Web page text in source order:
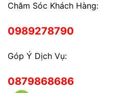
Chăm Sóc Khách Hàng:
0989278790
Góp Ý Dịch Vụ:
0879868686